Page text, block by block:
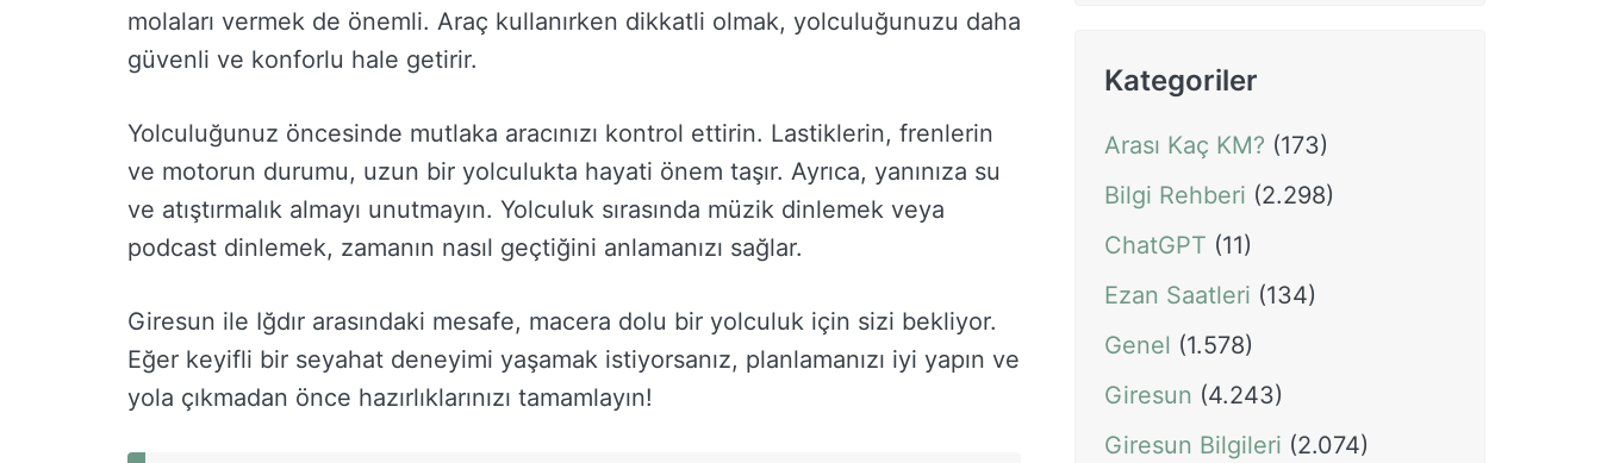
molaları vermek de önemli. Araç kullanırken dikkatli olmak, yolculuğunuzu daha
güvenli ve konforlu hale getirir.
Yolculuğunuz öncesinde mutlaka aracınızı kontrol ettirin. Lastiklerin, frenlerin
ve motorun durumu, uzun bir yolculukta hayati önem taşır. Ayrıca, yanınıza su
ve atıştırmalık almayı unutmayın. Yolculuk sırasında müzik dinlemek veya
podcast dinlemek, zamanın nasıl geçtiğini anlamanızı sağlar.
Giresun ile Iğdır arasındaki mesafe, macera dolu bir yolculuk için sizi bekliyor.
Eğer keyifli bir seyahat deneyimi yaşamak istiyorsanız, planlamanızı iyi yapın ve
yola çıkmadan önce hazırlıklarınızı tamamlayın!
Kategoriler
Arası Kaç KM? (173)
Bilgi Rehberi (2.298)
ChatGPT (11)
Ezan Saatleri (134)
Genel (1.578)
Giresun (4.243)
Giresun Bilgileri (2.074)